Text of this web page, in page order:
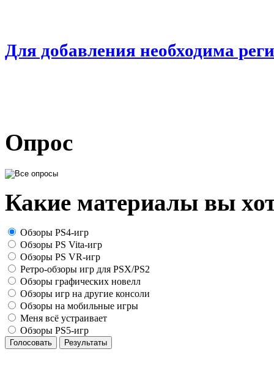
Для добавления необходима
Опрос
Какие материалы вы
Обзоры PS4-игр
Обзоры PS Vita-игр
Обзоры PS VR-игр
Ретро-обзоры игр для PSX/PS2
Обзоры графических новелл
Обзоры игр на другие консоли
Обзоры на мобильные игры
Меня всё устраивает
Обзоры PS5-игр
Голосовать Результаты